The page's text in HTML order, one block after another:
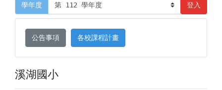
學年度 登入
公告事項 各校課程計畫
溪湖國小